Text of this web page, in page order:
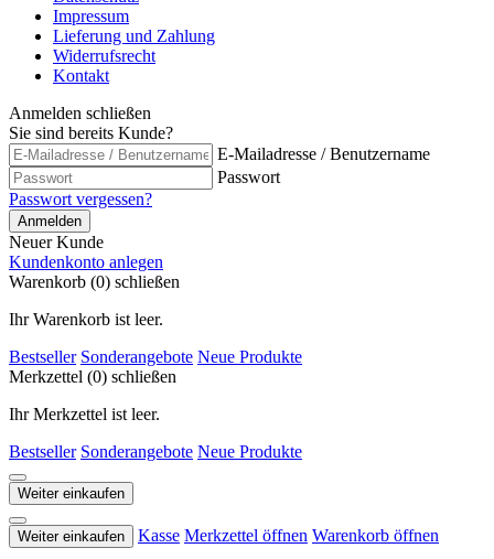
Impressum
Lieferung und Zahlung
Widerrufsrecht
Kontakt
Anmelden schließen
Sie sind bereits Kunde?
E-Mailadresse / Benutzername
Passwort
Passwort vergessen?
Anmelden
Neuer Kunde
Kundenkonto anlegen
Warenkorb (0) schließen
Ihr Warenkorb ist leer.
Bestseller Sonderangebote Neue Produkte
Merkzettel (0) schließen
Ihr Merkzettel ist leer.
Bestseller Sonderangebote Neue Produkte
Weiter einkaufen
Weiter einkaufen Kasse Merkzettel öffnen Warenkorb öffnen